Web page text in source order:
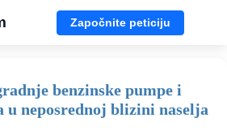
Započnite peticiju
benzinske pumpe i
u neposrednoj blizini naselja